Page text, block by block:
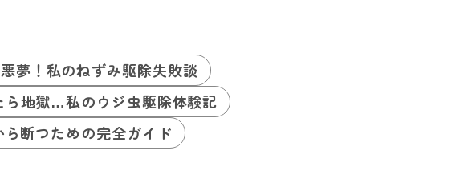
夢！私のねずみ駆除失敗談
ら地獄…私のウジ虫駆除体験記
断つための完全ガイド